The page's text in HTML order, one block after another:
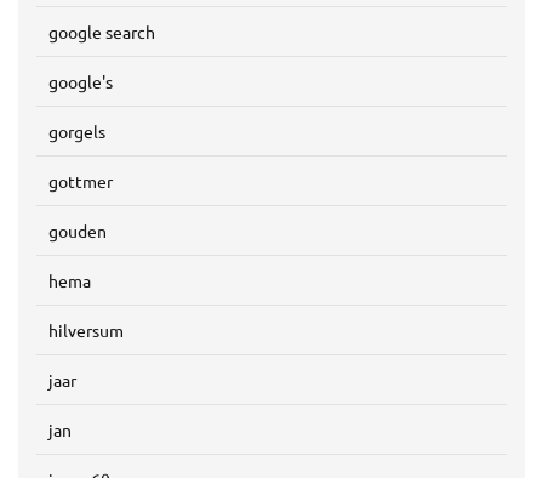
google search
google's
gorgels
gottmer
gouden
hema
hilversum
jaar
jan